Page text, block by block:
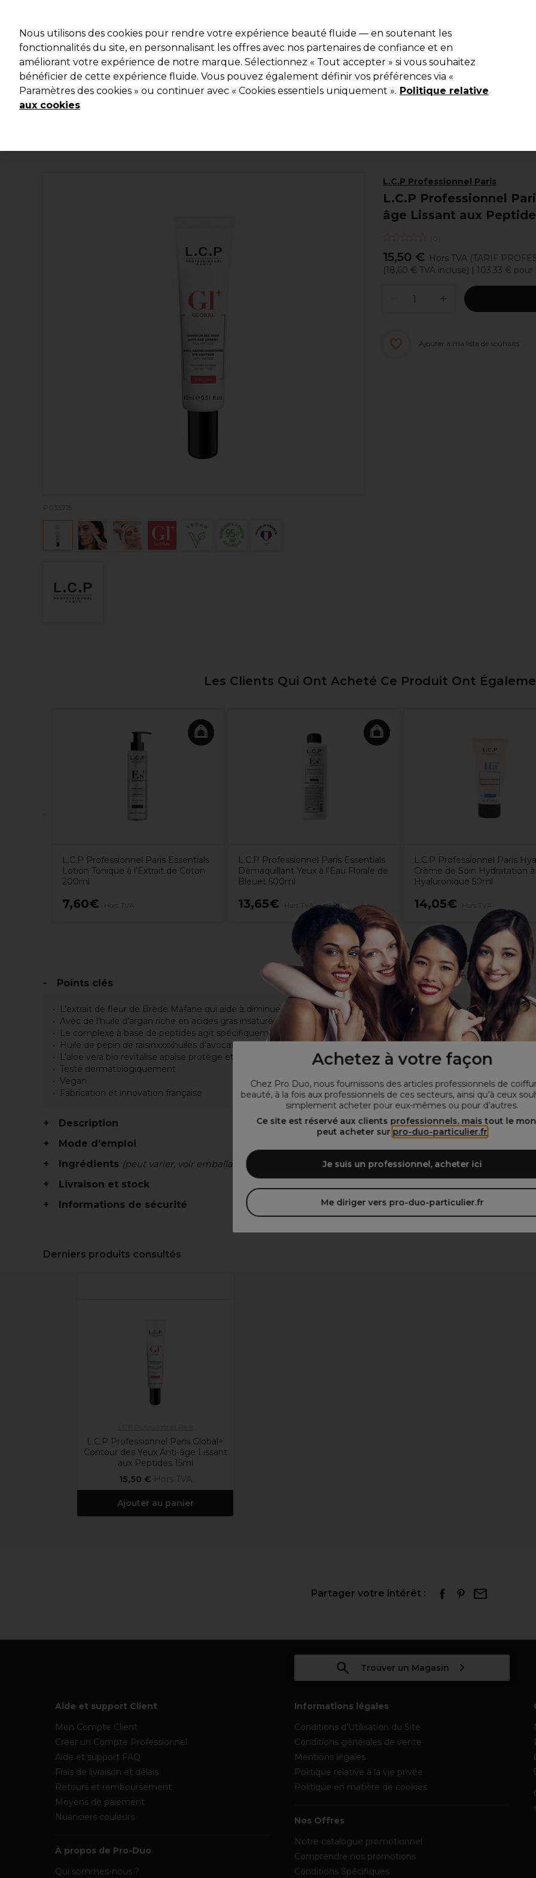
Achetez à votre façon
Chez Pro Duo, nous fournissons des articles professionnels de
beauté, à la fois aux professionnels de ces secteurs, ainsi qu’à ceux
simplement acheter pour eux-mêmes ou pour d’autres.
Ce site est réservé aux clients professionnels, mais tout le
peut acheter sur pro-duo-particulier.fr
Je suis un professionnel, acheter ici
Me diriger vers pro-duo-particulier.fr
Rechercher
Marques Bons plans Coiffure Electro et Matériel Equipement de salon Beauté Hommes Les
Livraison et délais
L.C.P Professionnel Paris
L.C.P Professionnel
âge Lissant aux
(0)
15,50 € Hors TVA (TARIF
(18,60 € TVA incluse) | 103.33 €
P035715
Ajouter à ma liste de souhaits
Les Clients Qui Ont Acheté Ce Produit Ont
L.C.P Professionnel Paris Essentials
Lotion Tonique à l’Extrait de Coton
200ml
7,60€
L.C.P Professionnel Paris Essentials
Démaquillant Yeux à l’Eau Florale de
Bleuet 500ml
13,65€ Hors TVA
L.C.P Professionnel Paris
Crème de Soin Hydratation à
Hyaluronique 50ml
14,05€
Points clés
L’extrait de fleur de Brède Mafane qui aide à diminuer la formation des rides et cible particulièrement les rides
Avec de l’huile d’argan riche en acides gras insaturés et en stérols et qui prévient le vieillissement de la peau
Le complexe à base de peptides agit spécifiquement sur les poches des yeux
Huile de pépin de raisinxxxxhuiles d’avocat qui ont des propriétés nourrissantes
L’aloe vera bio revitalise apaise protège et lisse la peau
Testé dermatologiquement
Vegan
Fabrication et innovation française
Description
Mode d'emploi
Ingrédients (peut varier, voir emballage)
Livraison et stock
Informations de sécurité
Derniers produits consultés
L.C.P Professionnel Paris Global+
Contour des Yeux Anti-âge Lissant
aux Peptides 15ml
15,50 € Hors TVA
Ajouter au panier
Partager votre intérêt :
Trouver un Magasin
Aide et support Client
Mon Compte Client
Créer un Compte Professionnel
Aide et support FAQ
Frais de livraison et délais
Retours et remboursement
Moyens de paiement
Nuanciers couleurs
À propos de Pro-Duo
Qui sommes-nous ?
Informations légales
Conditions d’Utilisation du Site
Conditions générales de vente
Mentions légales
Politique relative à la vie privée
Politique en matière de cookies
Nos Offres
Notre catalogue promotionnel
Comprendre nos promotions
Conditions Spécifiques
Nous utilisons des cookies pour rendre votre expérience beauté fluide — en soutenant les
fonctionnalités du site, en personnalisant les offres avec nos partenaires de confiance et en
améliorant votre expérience de notre marque. Sélectionnez « Tout accepter » si vous souhaitez
bénéficier de cette expérience fluide. Vous pouvez également définir vos préférences via «
Paramètres des cookies » ou continuer avec « Cookies essentiels uniquement ». Politique relative
aux cookies